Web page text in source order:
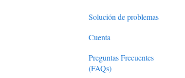
Solución de problemas
Usuario Google Workspace
Administrador Google
Workspace
Cuenta
Preguntas Frecuentes
(FAQs)